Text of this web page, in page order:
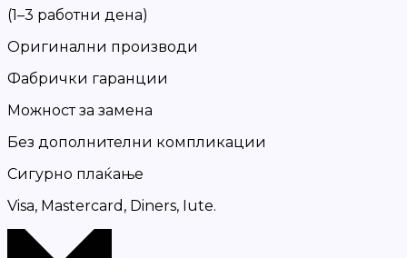
(1–3 работни дена)
Оригинални производи
Фабрички гаранции
Можност за замена
Без дополнителни компликации
Сигурно плаќање
Visa, Mastercard, Diners, Iute.